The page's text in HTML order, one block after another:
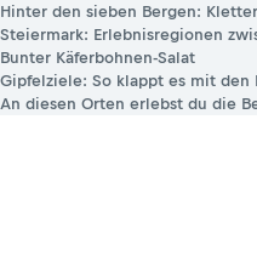
Hinter den sieben Bergen:
Steiermark: Erlebnisregionen
Bunter Käferbohnen-Salat
Gipfelziele: So klappt es mit den
An diesen Orten erlebst du die